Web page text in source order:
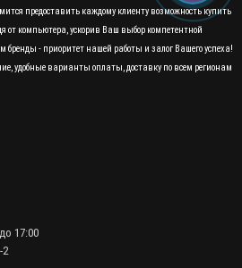
предоставить каждому клиенту возможность купить
от компьютера, ускорив Ваш выбор компетентной
бренды - приоритет нашей работы и залог Вашего успеха!
удобные варианты оплаты, доставку по всем регионам
17:00
2